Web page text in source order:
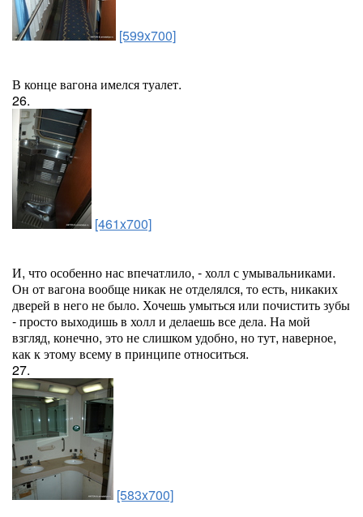
[599x700]
В конце вагона имелся туалет.
26.
[461x700]
И, что особенно нас впечатлило, - холл с умывальниками.
Он от вагона вообще никак не отделялся, то есть, никаких
дверей в него не было. Хочешь умыться или почистить зубы
- просто выходишь в холл и делаешь все дела. На мой
взгляд, конечно, это не слишком удобно, но тут, наверное,
как к этому всему в принципе относиться.
27.
[583x700]